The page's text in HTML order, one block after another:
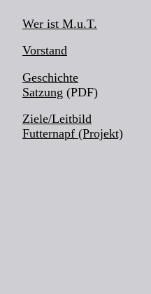
Wer ist M.u.T.
Vorstand
Geschichte
Satzung (PDF)
Ziele/Leitbild
Futternapf (Projekt)